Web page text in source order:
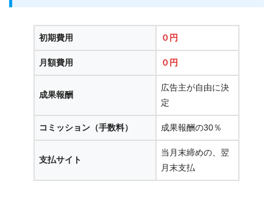
初期費用 ０円
月額費用 ０円
成果報酬
広告主が自由に決
定
コミッション（手数料） 成果報酬の30％
支払サイト
当月末締めの、翌
月末支払